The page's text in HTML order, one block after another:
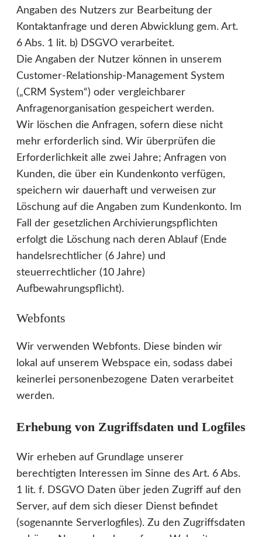
Angaben des Nutzers zur Bearbeitung der
Kontaktanfrage und deren Abwicklung gem. Art.
6 Abs. 1 lit. b) DSGVO verarbeitet.
Die Angaben der Nutzer können in unserem
Customer-Relationship-Management System
(„CRM System“) oder vergleichbarer
Anfragenorganisation gespeichert werden.
Wir löschen die Anfragen, sofern diese nicht
mehr erforderlich sind. Wir überprüfen die
Erforderlichkeit alle zwei Jahre; Anfragen von
Kunden, die über ein Kundenkonto verfügen,
speichern wir dauerhaft und verweisen zur
Löschung auf die Angaben zum Kundenkonto. Im
Fall der gesetzlichen Archivierungspflichten
erfolgt die Löschung nach deren Ablauf (Ende
handelsrechtlicher (6 Jahre) und
steuerrechtlicher (10 Jahre)
Aufbewahrungspflicht).
Webfonts
Wir verwenden Webfonts. Diese binden wir
lokal auf unserem Webspace ein, sodass dabei
keinerlei personenbezogene Daten verarbeitet
werden.
Erhebung von Zugriffsdaten und Logfiles
Wir erheben auf Grundlage unserer
berechtigten Interessen im Sinne des Art. 6 Abs.
1 lit. f. DSGVO Daten über jeden Zugriff auf den
Server, auf dem sich dieser Dienst befindet
(sogenannte Serverlogfiles). Zu den Zugriffsdaten